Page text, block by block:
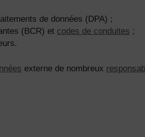
de données (DPA) ;
(BCR) et codes de conduites ;
externe de nombreux